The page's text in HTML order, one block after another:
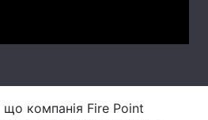
що компанія Fire Point